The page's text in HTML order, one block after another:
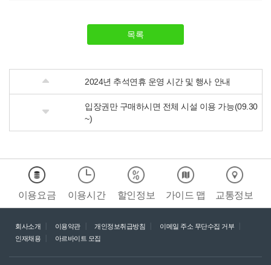
목록
2024년 추석연휴 운영 시간 및 행사 안내
입장권만 구매하시면 전체 시설 이용 가능(09.30
~)
이용요금 이용시간 할인정보 가이드 맵 교통정보
회사소개 이용약관 개인정보취급방침
이메일 주소 무단수집 거부
인재채용
아르바이트 모집